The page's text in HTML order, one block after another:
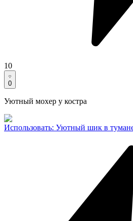
10
0
Уютный мохер у костра
Использовать: Уютный шик в